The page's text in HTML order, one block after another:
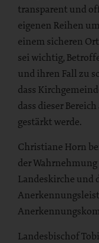
transparent und
eigenen Reihen
einem sicheren
sei wichtig,
und ihren Fall zu
dass
dass dieser
gestärkt werde.
Christiane Horn
der
Landeskirche und
Landesbischof